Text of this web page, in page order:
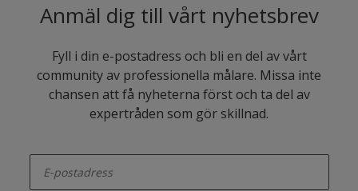
Anmäl dig till vårt nyhetsbrev
Fyll i din e-postadress och bli en del av vårt
community av professionella målare. Missa inte
chansen att få nyheterna först och ta del av
expertråden som gör skillnad.